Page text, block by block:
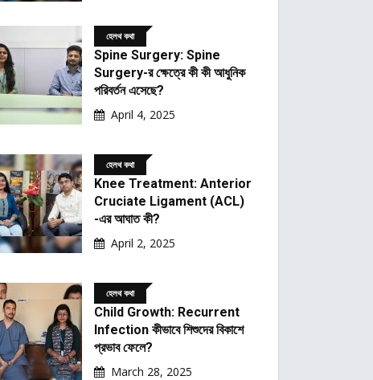
হেলথ কথা
Spine Surgery: Spine
Surgery-র ক্ষেত্রে কী কী আধুনিক
পরিবর্তন এসেছে?
April 4, 2025
হেলথ কথা
Knee Treatment: Anterior
Cruciate Ligament (ACL)
-এর আঘাত কী?
April 2, 2025
হেলথ কথা
Child Growth: Recurrent
Infection কীভাবে শিশুদের বিকাশে
প্রভাব ফেলে?
March 28, 2025